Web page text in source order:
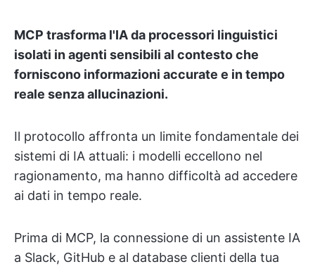
MCP trasforma l'IA da processori linguistici
isolati in agenti sensibili al contesto che
forniscono informazioni accurate e in tempo
reale senza allucinazioni.
Il protocollo affronta un limite fondamentale dei
sistemi di IA attuali: i modelli eccellono nel
ragionamento, ma hanno difficoltà ad accedere
ai dati in tempo reale.
Prima di MCP, la connessione di un assistente IA
a Slack, GitHub e al database clienti della tua